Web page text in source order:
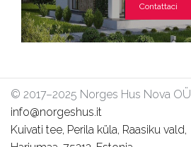
Contattaci
© 2017–2025 Norges Hus Nova OÜ
info@norgeshus.it
Kuivati tee, Perila küla, Raasiku vald,